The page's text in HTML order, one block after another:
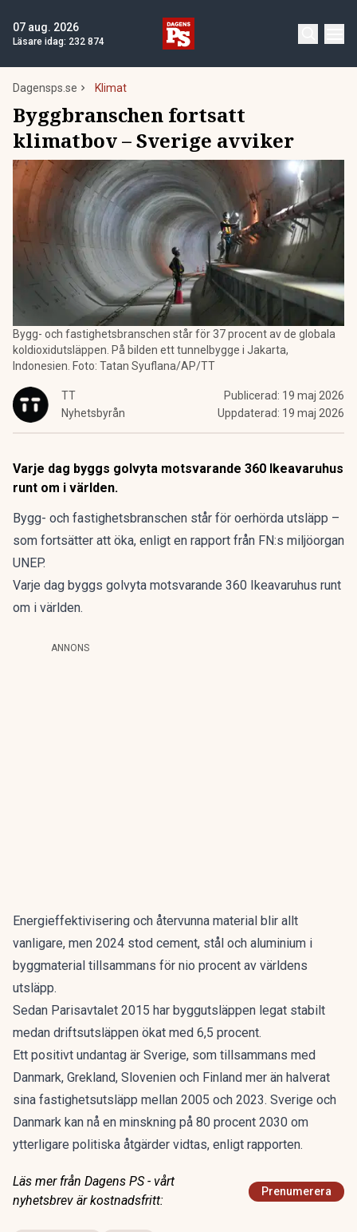
07 aug. 2026
Läsare idag: 232 874
Dagensps.se Klimat
Byggbranschen fortsatt
klimatbov – Sverige avviker
Bygg- och fastighetsbranschen står för 37 procent av de globala
koldioxidutsläppen. På bilden ett tunnelbygge i Jakarta,
Indonesien. Foto: Tatan Syuflana/AP/TT
TT
Nyhetsbyrån
Publicerad: 19 maj 2026
Uppdaterad: 19 maj 2026
Varje dag byggs golvyta motsvarande 360 Ikeavaruhus
runt om i världen.
Bygg- och fastighetsbranschen står för oerhörda utsläpp –
som fortsätter att öka, enligt en rapport från FN:s miljöorgan
UNEP.
Varje dag byggs golvyta motsvarande 360 Ikeavaruhus runt
om i världen.
ANNONS
Energieffektivisering och återvunna material blir allt
vanligare, men 2024 stod cement, stål och aluminium i
byggmaterial tillsammans för nio procent av världens
utsläpp.
Sedan Parisavtalet 2015 har byggutsläppen legat stabilt
medan driftsutsläppen ökat med 6,5 procent.
Ett positivt undantag är Sverige, som tillsammans med
Danmark, Grekland, Slovenien och Finland mer än halverat
sina fastighetsutsläpp mellan 2005 och 2023. Sverige och
Danmark kan nå en minskning på 80 procent 2030 om
ytterligare politiska åtgärder vidtas, enligt rapporten.
Läs mer från Dagens PS - vårt
nyhetsbrev är kostnadsfritt:
Prenumerera